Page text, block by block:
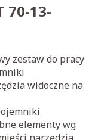
70-13-
zestaw do pracy
widoczne na
elementy wg